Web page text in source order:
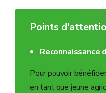
Points
Reconnaissance
Pour pouvoir
en tant que jeune